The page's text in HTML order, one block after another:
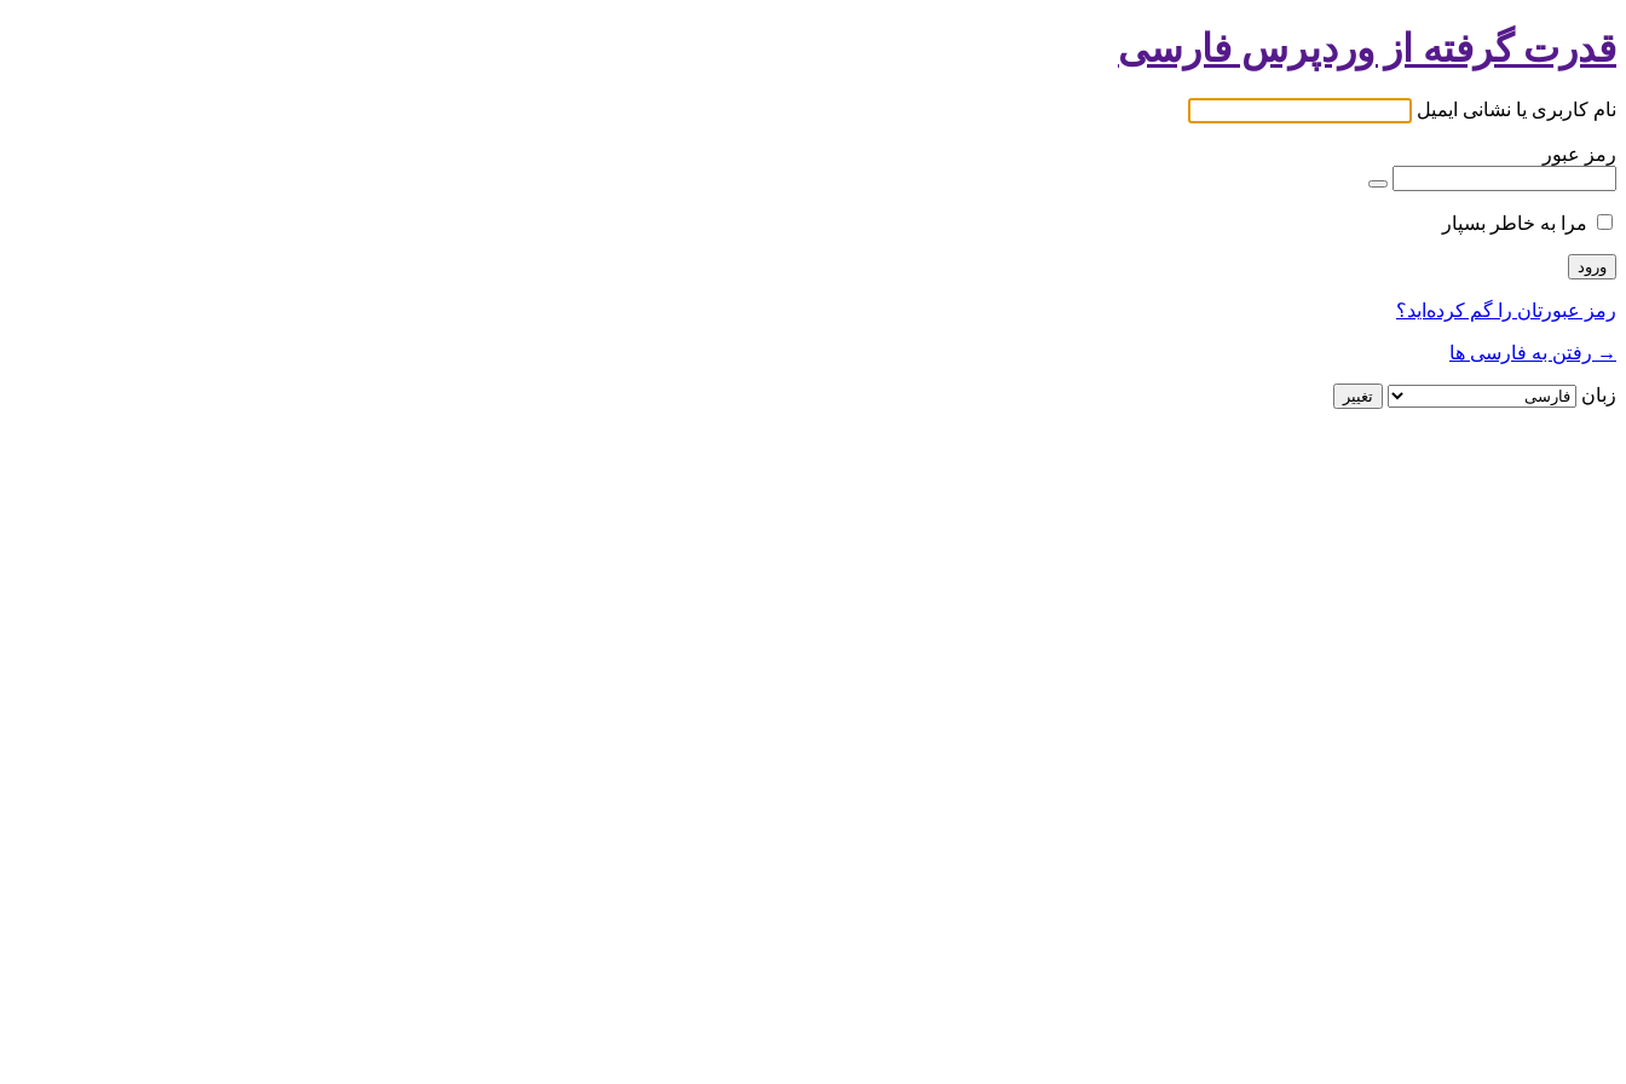
قدرت گرفته از وردپرس فارسی
نام کاربری یا نشانی ایمیل
رمز عبور
مرا به خاطر بسپار
رمز عبورتان را گم کرده‌اید؟
→ رفتن به فارسی ها
زبان